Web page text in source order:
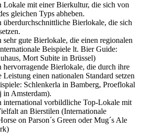
Lokale mit einer Bierkultur, die sich von
gleichen Typs abheben.
überdurchschnittliche Bierlokale, die sich
sehr gute Bierlokale, die einen regionalen
Beispiele lt. Bier Guide:
Mort Subite in Brüssel)
hervorragende Bierlokale, die durch ihre
einen nationalen Standard setzen
Schlenkerla in Bamberg, Proeflokal
Amsterdam).
international vorbildliche Top-Lokale mit
an Bierstilen (Internationale
on Parson´s Green oder Mug´s Ale